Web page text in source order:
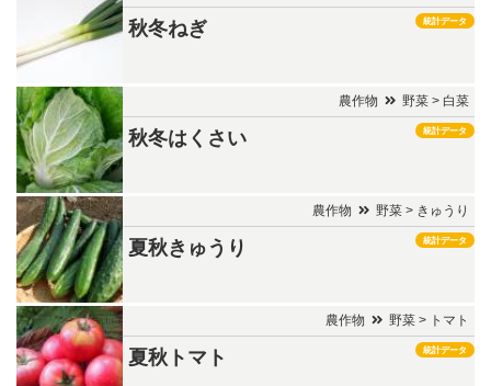
統計データ
秋冬ねぎ
農作物 野菜 > 白菜
統計データ
秋冬はくさい
農作物 野菜 > きゅうり
統計データ
夏秋きゅうり
農作物 野菜 > トマト
統計データ
夏秋トマト